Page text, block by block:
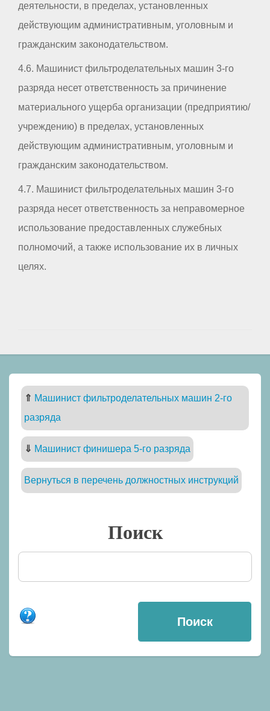
деятельности, в пределах, установленных
действующим административным, уголовным и
гражданским законодательством.
4.6. Машинист фильтроделательных машин 3-го
разряда несет ответственность за причинение
материального ущерба организации (предприятию/
учреждению) в пределах, установленных
действующим административным, уголовным и
гражданским законодательством.
4.7. Машинист фильтроделательных машин 3-го
разряда несет ответственность за неправомерное
использование предоставленных служебных
полномочий, а также использование их в личных
целях.
⇑ Машинист фильтроделательных машин 2-го
разряда
⇓ Машинист финишера 5-го разряда
Вернуться в перечень должностных инструкций
Поиск